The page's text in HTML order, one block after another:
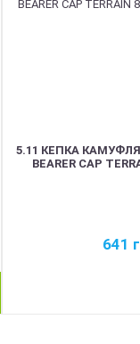
5.11 КЕПКА
BEARER CAP
641